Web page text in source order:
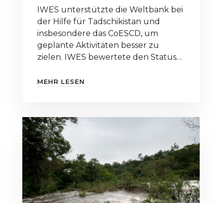
Tadschikistan
IWES unterstützte die Weltbank bei
der Hilfe für Tadschikistan und
insbesondere das CoESCD, um
geplante Aktivitäten besser zu
zielen. IWES bewertete den Status
und identifizierte Bedürfnisse zur
Informationstechnologiesystemen
sowie zum Kapazitätsaufbau für
Notfallreaktionen.
MEHR LESEN